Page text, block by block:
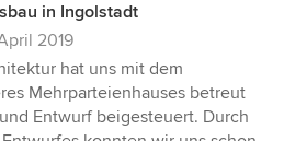
in Ingolstadt
2019
hat uns mit dem
Mehrparteienhauses betreut
Entwurf beigesteuert. Durch